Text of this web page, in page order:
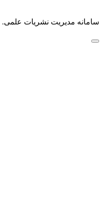
سامانه مدیریت نشریات علمی.